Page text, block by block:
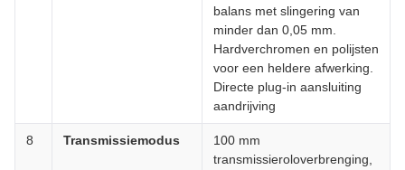
balans met slingering van
minder dan 0,05 mm.
Hardverchromen en polijsten
voor een heldere afwerking.
Directe plug-in aansluiting
aandrijving
8 Transmissiemodus
100 mm
transmissieroloverbrenging,